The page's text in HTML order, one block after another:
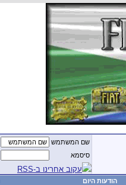
שם המשתמש
סיסמא
עקוב אחרינו ב-RSS
הודעות היום